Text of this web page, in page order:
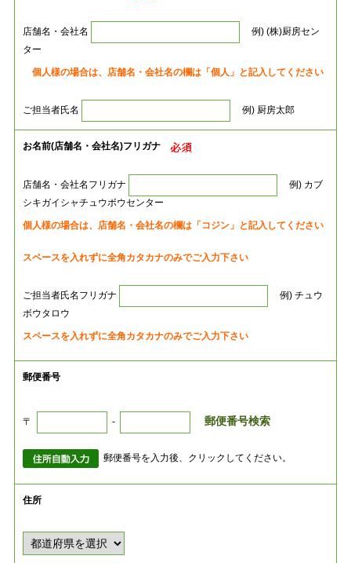
店舗名・会社名
例) (株)厨房セン
ター
個人様の場合は、店舗名・会社名の欄は「個人」と記入してください
ご担当者氏名 例) 厨房太郎
お名前(店舗名・会社名)フリガナ
店舗名・会社名フリガナ
例) カブ
シキガイシャチュウボウセンター
個人様の場合は、店舗名・会社名の欄は「コジン」と記入してください
スペースを入れずに全角カタカナのみでご入力下さい
ご担当者氏名フリガナ
例) チュウ
ボウタロウ
スペースを入れずに全角カタカナのみでご入力下さい
郵便番号
〒 - 郵便番号検索
郵便番号を入力後、クリックしてください。
住所